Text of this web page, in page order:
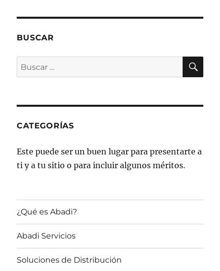
BUSCAR
Buscar
por:
CATEGORÍAS
Este puede ser un buen lugar para presentarte a
ti y a tu sitio o para incluir algunos méritos.
¿Qué es Abadi?
Abadi Servicios
Soluciones de Distribución